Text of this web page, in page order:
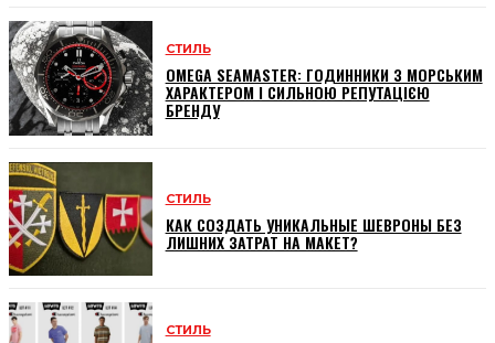
СТИЛЬ
OMEGA SEAMASTER: ГОДИННИКИ З МОРСЬКИМ
ХАРАКТЕРОМ І СИЛЬНОЮ РЕПУТАЦІЄЮ
БРЕНДУ
СТИЛЬ
КАК СОЗДАТЬ УНИКАЛЬНЫЕ ШЕВРОНЫ БЕЗ
ЛИШНИХ ЗАТРАТ НА МАКЕТ?
СТИЛЬ